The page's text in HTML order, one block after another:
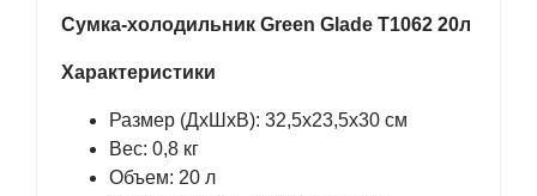
Сумка-холодильник Green Glade T1062 20л
Характеристики
Размер (ДхШхВ): 32,5х23,5х30 см
Вес: 0,8 кг
Объем: 20 л